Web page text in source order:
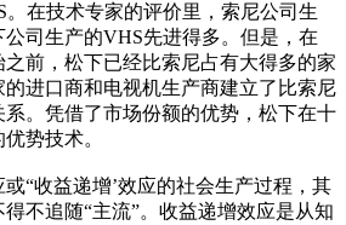
在技术专家的评价里，索尼公司生
司生产的VHS先进得多。但是，在
前，松下已经比索尼占有大得多的家
进口商和电视机生产商建立了比索尼
。凭借了市场份额的优势，松下在十
势技术。
“收益递增’效应的社会生产过程，其
不追随“主流”。收益递增效应是从知